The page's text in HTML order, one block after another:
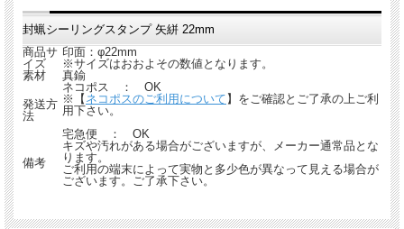
封蝋シーリングスタンプ 矢絣 22mm
商品サ
イズ
印面：φ22mm
※サイズはおおよその数値となります。
素材
真鍮
発送方
法
ネコポス ： OK
※【 ネコポスのご利用について 】をご確認とご了承の上ご利
用下さい。
宅急便 ： OK
備考
キズや汚れがある場合がございますが、メーカー通常品とな
ります。
ご利用の端末によって実物と多少色が異なって見える場合が
ございます。ご了承下さい。